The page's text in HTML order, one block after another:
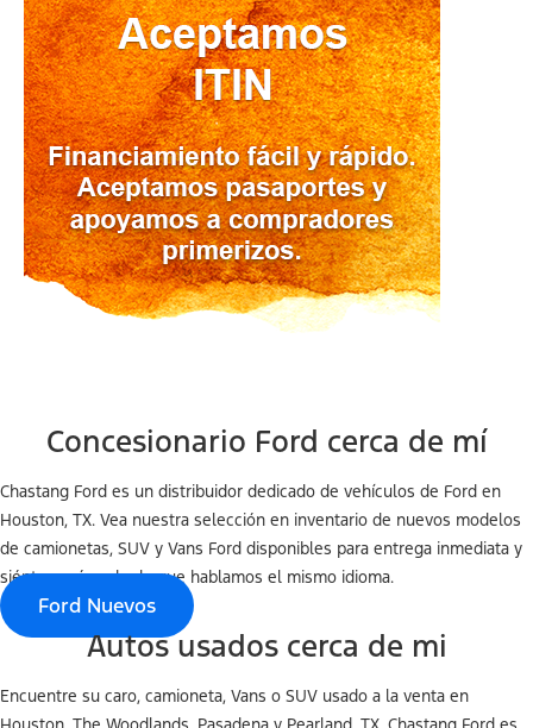
Concesionario Ford cerca de mí
Chastang Ford es un distribuidor dedicado de vehículos de Ford en
Houston, TX. Vea nuestra selección en inventario de nuevos modelos
de camionetas, SUV y Vans Ford disponibles para entrega inmediata y
siéntase cómodo de que hablamos el mismo idioma.
Ford Nuevos
Autos usados cerca de mi
Encuentre su caro, camioneta, Vans o SUV usado a la venta en